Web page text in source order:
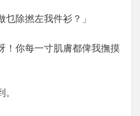
乜除撚左我件衫？」
！你每一寸肌膚都俾我撫摸